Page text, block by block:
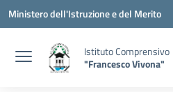
Vai ai contenuti
Vai al menu di navigazione
Vai al footer
Ministero dell'Istruzione e del Merito
Istituto Comprensivo
"Francesco Vivona"